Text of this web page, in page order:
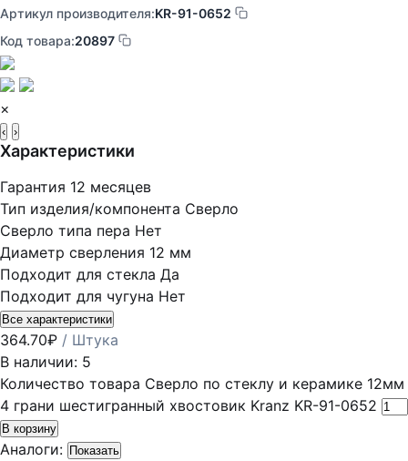
Артикул производителя:KR-91-0652
Код товара:20897
×
‹ ›
Характеристики
Гарантия 12 месяцев
Тип изделия/компонента Сверло
Сверло типа пера Нет
Диаметр сверления 12 мм
Подходит для стекла Да
Подходит для чугуна Нет
Все характеристики
364.70₽ / Штука
В наличии: 5
Количество товара Сверло по стеклу и керамике 12мм
4 грани шестигранный хвостовик Kranz KR-91-0652
В корзину
Аналоги: Показать